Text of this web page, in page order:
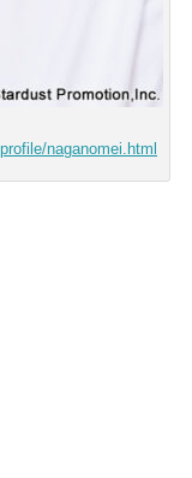
naganomei.html